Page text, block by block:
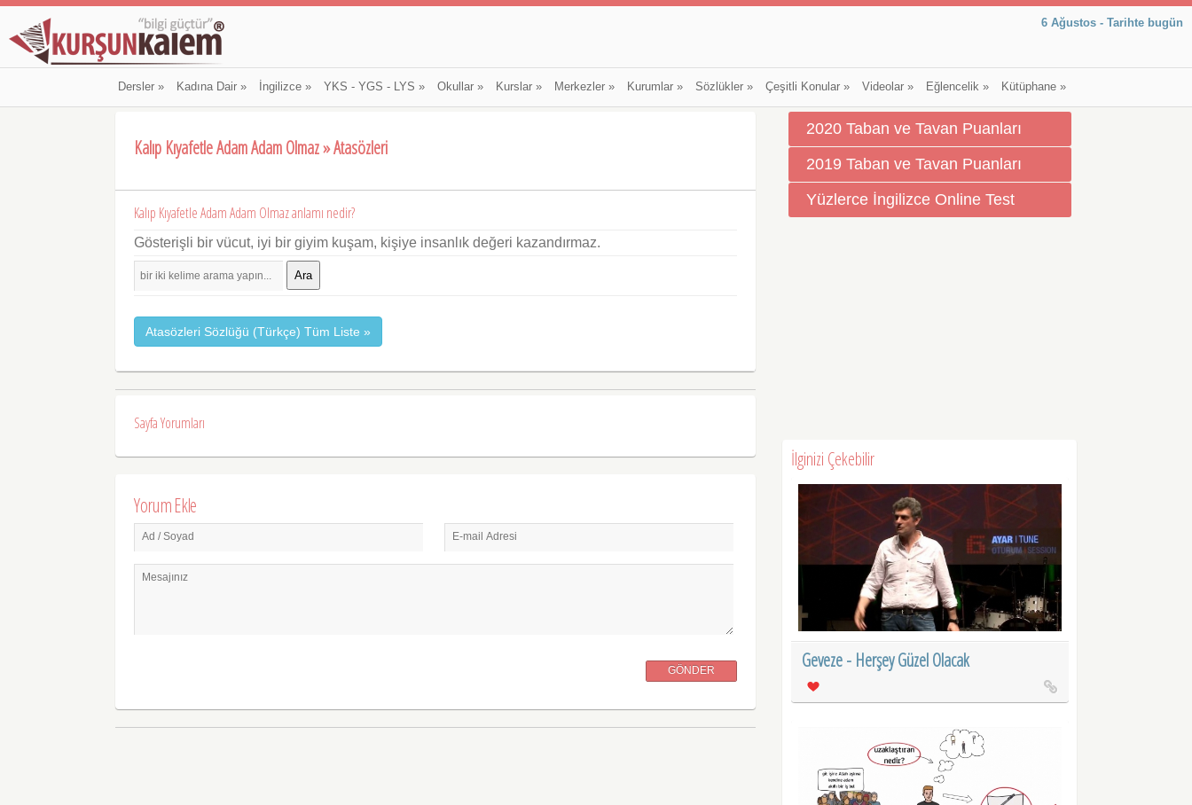
6 Ağustos - Tarihte bugün
Dersler» Kadına Dair» İngilizce» YKS - YGS - LYS » Okullar» Kurslar» Merkezler» Kurumlar» Sözlükler» Çeşitli Konular» Videolar» Eğlencelik» Kütüphane»
Kalıp Kıyafetle Adam Adam Olmaz » Atasözleri
Kalıp Kıyafetle Adam Adam Olmaz anlamı nedir?
Gösterişli bir vücut, iyi bir giyim kuşam, kişiye insanlık değeri kazandırmaz.
Ara
Atasözleri Sözlüğü (Türkçe) Tüm Liste »
Sayfa Yorumları
Yorum Ekle
Ad / Soyad E-mail Adresi
Mesajınız
GÖNDER
2020 Taban ve Tavan Puanları
2019 Taban ve Tavan Puanları
Yüzlerce İngilizce Online Test
İlginizi Çekebilir
Geveze - Herşey Güzel Olacak